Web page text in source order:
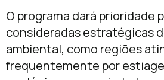
O programa dará prioridade
consideradas estratégicas
ambiental, como regiões
frequentemente por